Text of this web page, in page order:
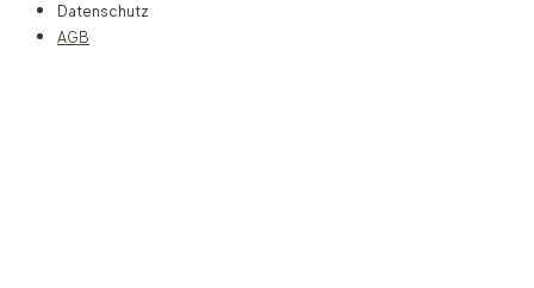
Datenschutz
AGB